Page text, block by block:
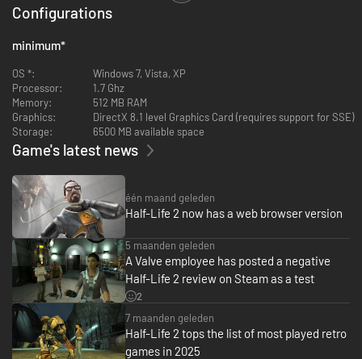
Het verhaal van Half-Life 2 gaat verder in Episode One en Two, complete
Half-Life-avonturen die zich afspelen in de nasleep van het basisspel. Je
automatisch door naar de volgende uitbreiding.
Half-Life 2: Deathmatch
Snelle spelersacties in het universum van Half-Life 2! De gamephysics van
deathmatch zonder franje of probeer het teamspel Combine versus
Resistance. Slinger je vrienden een toilet naar hun hoofd. Doe het
vandaag nog!Inbegrepen in je Steam-bibliotheek bij aankoop van Half-Life
2.
Steam Workshop
Speel volledige campagnes of vervang wapens, vijanden,
gebruikersinterface en meer met door de community gemaakte inhoud.
Configurations
minimum*
OS *:
Windows 7, Vista, XP
Processor:
1.7 Ghz
Memory:
512 MB RAM
Graphics:
DirectX 8.1 level Graphics Card (requires support for SSE)
Storage:
6500 MB available space
Game's latest news
één maand geleden
Half-Life 2 now has a web browser version
5 maanden geleden
A Valve employee has posted a negative
Half-Life 2 review on Steam as a test
2
7 maanden geleden
Half-Life 2 tops the list of most played retro
games in 2025